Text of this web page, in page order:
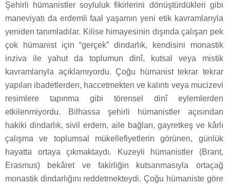
Şehirli hümanistler soyluluk fikirlerini dönüştürdükleri gibi
maneviyatı da erdemli faal yaşamın yeni etik kavramlarıyla
yeniden tanımladılar. Kilise himayesinin dışında çalışan pek
çok hümanist için “gerçek” dindarlık, kendisini monastik
inziva ile yahut da toplumun dinî, kutsal veya mistik
kavramlarıyla açıklamıyordu. Çoğu hümanist tekrar tekrar
yapılan ibadetlerden, haccetmekten ve kalıntı veya mucizevi
resimlere tapınma gibi törensel dinî eylemlerden
etkilenmiyordu. Bilhassa şehirli hümanistler açısından
hakiki dindarlık, sivil erdem, aile bağları, gayretkeş ve kârlı
çalışma ve toplumsal mükellefiyetlerin görünen, günlük
hayatta ortaya çıkmaktaydı. Kuzeyli hümanistler (Brant,
Erasmus) bekâret ve fakirliğin kutsanmasıyla ortaçağ
monastik dindarlığını reddetmekteydi. Çoğu hümaniste göre